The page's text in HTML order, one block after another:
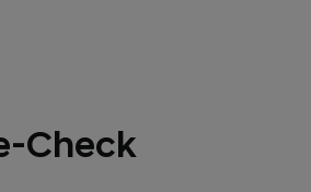
Check